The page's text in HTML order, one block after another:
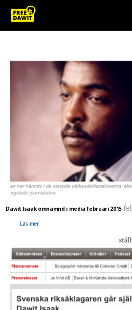
Dawit Isaak omnämnd i media februari 2015
Läs mer